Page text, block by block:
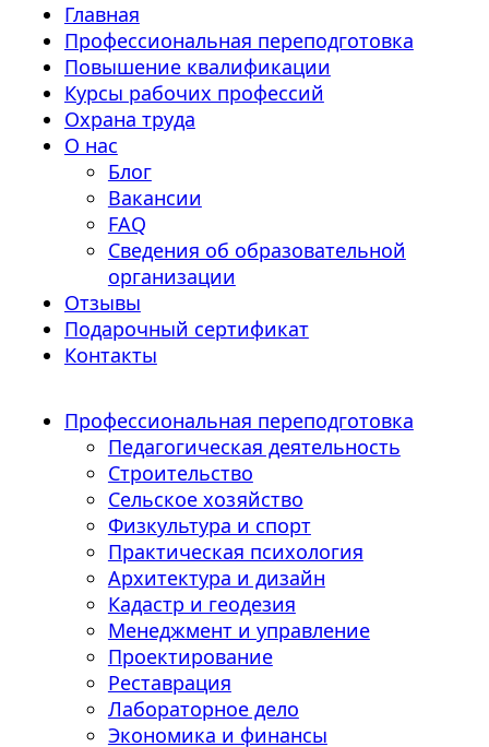
Главная
Профессиональная переподготовка
Повышение квалификации
Курсы рабочих профессий
Охрана труда
О нас
Блог
Вакансии
FAQ
Сведения об образовательной
организации
Отзывы
Подарочный сертификат
Контакты
Профессиональная переподготовка
Педагогическая деятельность
Строительство
Сельское хозяйство
Физкультура и спорт
Практическая психология
Архитектура и дизайн
Кадастр и геодезия
Менеджмент и управление
Проектирование
Реставрация
Лабораторное дело
Экономика и финансы